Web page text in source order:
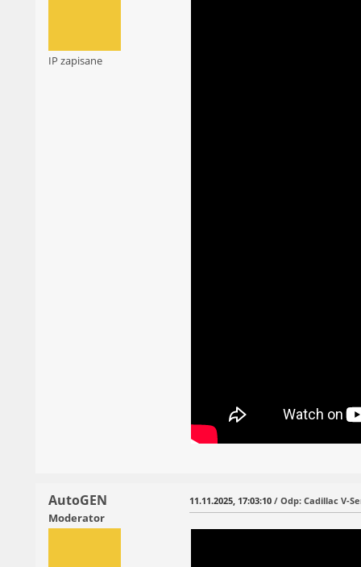
IP zapisane
AutoGEN
Moderator
11.11.2025, 17:03:10 / Odp: Cadillac V-